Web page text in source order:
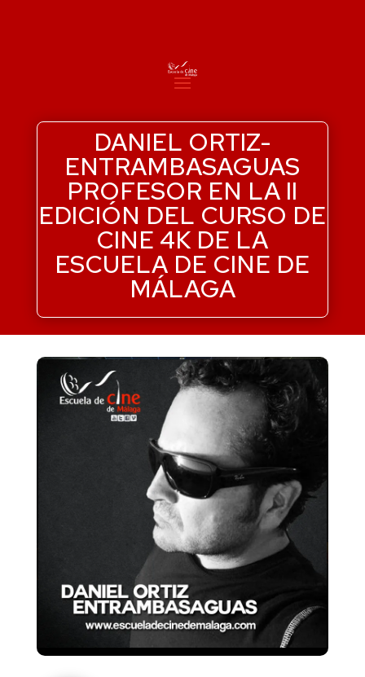
DANIEL ORTIZ-
ENTRAMBASAGUAS
PROFESOR EN LA II
EDICIÓN DEL CURSO DE
CINE 4K DE LA
ESCUELA DE CINE DE
MÁLAGA